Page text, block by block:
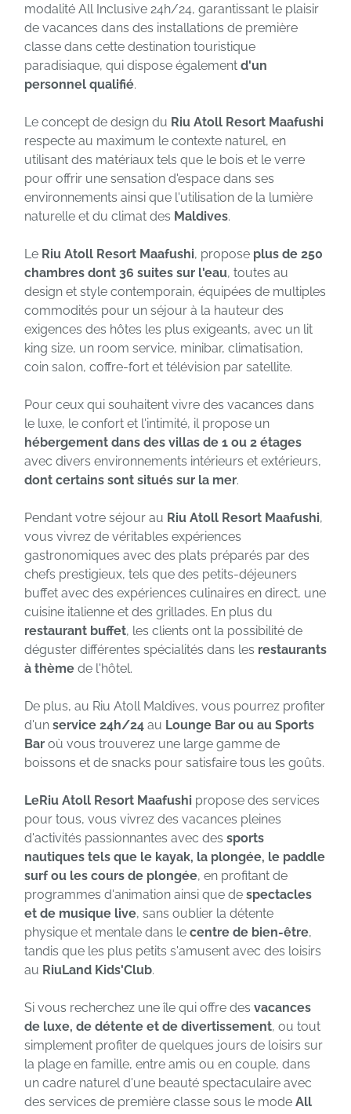
modalité All Inclusive 24h/24, garantissant le plaisir
de vacances dans des installations de première
classe dans cette destination touristique
paradisiaque, qui dispose également d'un
personnel qualifié.
Le concept de design du Riu Atoll Resort Maafushi
respecte au maximum le contexte naturel, en
utilisant des matériaux tels que le bois et le verre
pour offrir une sensation d'espace dans ses
environnements ainsi que l'utilisation de la lumière
naturelle et du climat des Maldives.
Le Riu Atoll Resort Maafushi, propose plus de 250
chambres dont 36 suites sur l'eau, toutes au
design et style contemporain, équipées de multiples
commodités pour un séjour à la hauteur des
exigences des hôtes les plus exigeants, avec un lit
king size, un room service, minibar, climatisation,
coin salon, coffre-fort et télévision par satellite.
Pour ceux qui souhaitent vivre des vacances dans
le luxe, le confort et l'intimité, il propose un
hébergement dans des villas de 1 ou 2 étages
avec divers environnements intérieurs et extérieurs,
dont certains sont situés sur la mer.
Pendant votre séjour au Riu Atoll Resort Maafushi,
vous vivrez de véritables expériences
gastronomiques avec des plats préparés par des
chefs prestigieux, tels que des petits-déjeuners
buffet avec des expériences culinaires en direct, une
cuisine italienne et des grillades. En plus du
restaurant buffet, les clients ont la possibilité de
déguster différentes spécialités dans les restaurants
à thème de l'hôtel.
De plus, au Riu Atoll Maldives, vous pourrez profiter
d'un service 24h/24 au Lounge Bar ou au Sports
Bar où vous trouverez une large gamme de
boissons et de snacks pour satisfaire tous les goûts.
LeRiu Atoll Resort Maafushi propose des services
pour tous, vous vivrez des vacances pleines
d'activités passionnantes avec des sports
nautiques tels que le kayak, la plongée, le paddle
surf ou les cours de plongée, en profitant de
programmes d'animation ainsi que de spectacles
et de musique live, sans oublier la détente
physique et mentale dans le centre de bien-être,
tandis que les plus petits s'amusent avec des loisirs
au RiuLand Kids'Club.
Si vous recherchez une île qui offre des vacances
de luxe, de détente et de divertissement, ou tout
simplement profiter de quelques jours de loisirs sur
la plage en famille, entre amis ou en couple, dans
un cadre naturel d'une beauté spectaculaire avec
des services de première classe sous le mode All